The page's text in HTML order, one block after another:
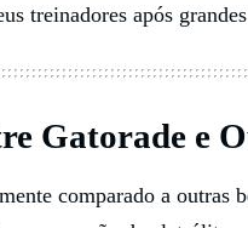
treinadores após
Gatorade e
comparado a outras